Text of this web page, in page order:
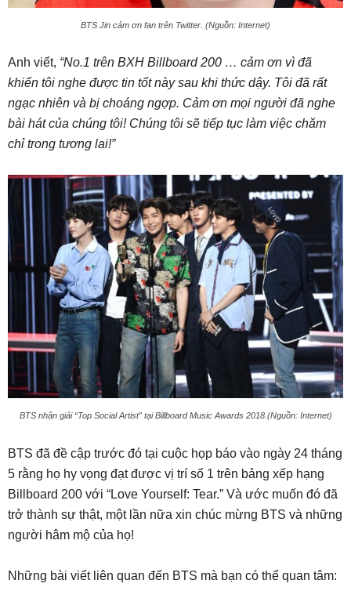
BTS Jin cảm ơn fan trên Twitter. (Nguồn: Internet)
Anh viết, “No.1 trên BXH Billboard 200 … cảm ơn vì đã
khiến tôi nghe được tin tốt này sau khi thức dậy. Tôi đã rất
ngạc nhiên và bị choáng ngợp. Cảm ơn mọi người đã nghe
bài hát của chúng tôi! Chúng tôi sẽ tiếp tục làm việc chăm
chỉ trong tương lai!”
BTS nhận giải “Top Social Artist” tại Billboard Music Awards 2018.(Nguồn: Internet)
BTS đã đề cập trước đó tại cuộc họp báo vào ngày 24 tháng
5 rằng họ hy vọng đạt được vị trí số 1 trên bảng xếp hạng
Billboard 200 với “Love Yourself: Tear.” Và ước muốn đó đã
trở thành sự thật, một lần nữa xin chúc mừng BTS và những
người hâm mộ của họ!
Những bài viết liên quan đến BTS mà bạn có thể quan tâm: